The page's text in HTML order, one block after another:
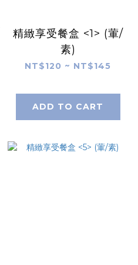
精緻享受餐盒 <1> (葷/
素)
NT$120 ~ NT$145
ADD TO CART